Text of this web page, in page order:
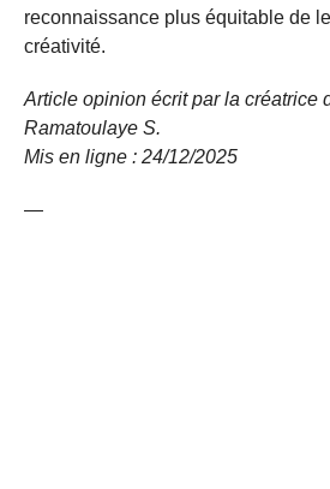
reconnaissance plus équitable de
créativité.
Article opinion écrit par la créatrice
Ramatoulaye S.
Mis en ligne : 24/12/2025
—